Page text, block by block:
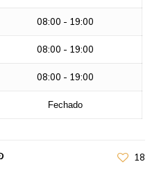
08:00 - 19:00
08:00 - 19:00
08:00 - 19:00
Fechado
18